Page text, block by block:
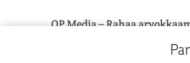
OP Media – Rahaa
OP Media on OP Pohjolan
arvokkaampaa tietoa arkeen, elämän